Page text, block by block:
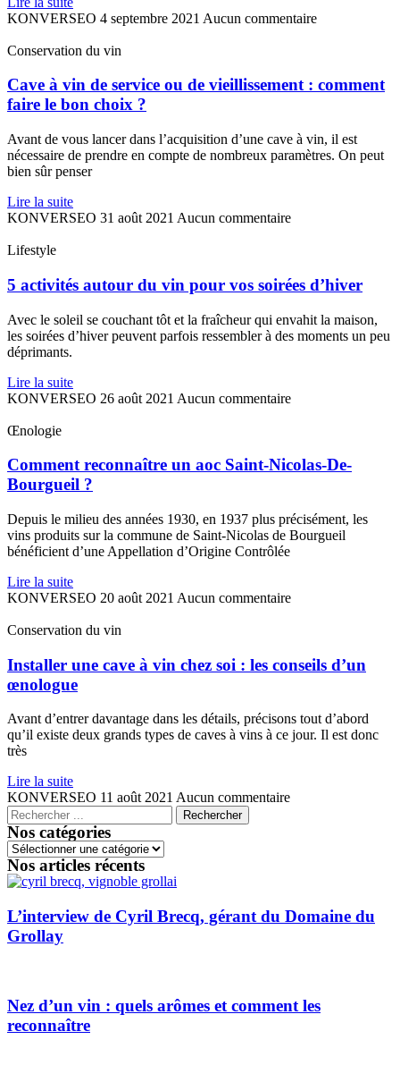
KONVERSEO 4 septembre 2021 Aucun commentaire
Conservation du vin
Cave à vin de service ou de vieillissement : comment
faire le bon choix ?
Avant de vous lancer dans l’acquisition d’une cave à vin, il est
nécessaire de prendre en compte de nombreux paramètres. On peut
bien sûr penser
Lire la suite
KONVERSEO 31 août 2021 Aucun commentaire
Lifestyle
5 activités autour du vin pour vos soirées d’hiver
Avec le soleil se couchant tôt et la fraîcheur qui envahit la maison,
les soirées d’hiver peuvent parfois ressembler à des moments un peu
déprimants.
Lire la suite
KONVERSEO 26 août 2021 Aucun commentaire
Œnologie
Comment reconnaître un aoc Saint-Nicolas-De-
Bourgueil ?
Depuis le milieu des années 1930, en 1937 plus précisément, les
vins produits sur la commune de Saint-Nicolas de Bourgueil
bénéficient d’une Appellation d’Origine Contrôlée
Lire la suite
KONVERSEO 20 août 2021 Aucun commentaire
Conservation du vin
Installer une cave à vin chez soi : les conseils d’un
œnologue
Avant d’entrer davantage dans les détails, précisons tout d’abord
qu’il existe deux grands types de caves à vins à ce jour. Il est donc
très
Lire la suite
KONVERSEO 11 août 2021 Aucun commentaire
Rechercher
Nos catégories
Nos articles récents
L’interview de Cyril Brecq, gérant du Domaine du
Grollay
Nez d’un vin : quels arômes et comment les
reconnaître